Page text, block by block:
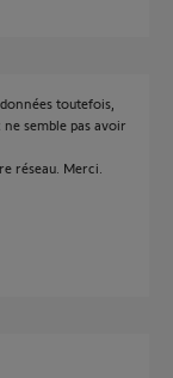
toutefois,
semble pas avoir
réseau. Merci.